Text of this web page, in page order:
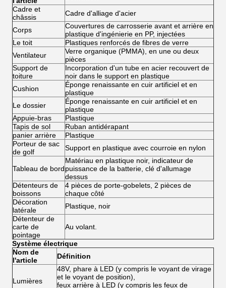
Cadre et
châssis
Cadre d'alliage d'acier
Corps
Couvertures de carrosserie avant et arrière en
plastique d'ingénierie en PP, injectées
Le toit
Plastiques renforcés de fibres de verre
Ventilateur
Verre organique (PMMA), en une ou deux
pièces
Support de
toiture
Incorporation d'un tube en acier recouvert de
noir dans le support en plastique
Cushion
Éponge renaissante en cuir artificiel et en
plastique
Le dossier
Éponge renaissante en cuir artificiel et en
plastique
Appuie-bras
Plastique
Tapis de sol
Ruban antidérapant
panier arrière
Plastique
Porteur de sac
de golf
Support en plastique avec courroie en nylon
Tableau de bord
Matériau en plastique noir, indicateur de
puissance de la batterie, clé d'allumage
dessus
Détenteurs de
boissons
4 pièces de porte-gobelets, 2 pièces de
chaque côté
Décoration
latérale
Plastique, noir
Détenteur de
carte de
pointage
Au volant.
Système électrique
Nom de
l'article
Définition
Lumières
48V, phare à LED (y compris le voyant de virage
et le voyant de position),
feux arrière à LED (y compris les feux de